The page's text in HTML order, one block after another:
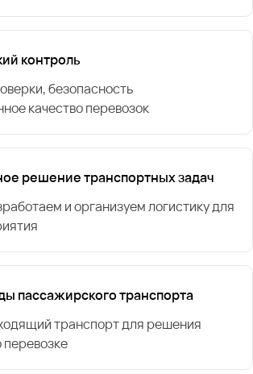
контроль
безопасность
качество перевозок
решение транспортных задач
и организуем логистику для
пассажирского транспорта
транспорт для решения
перевозке